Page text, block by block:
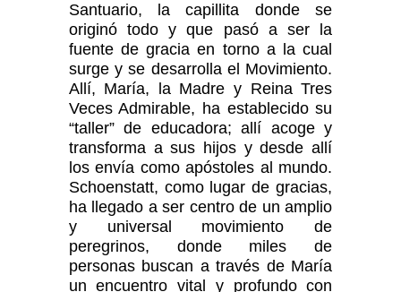
Santuario, la capillita donde se
originó todo y que pasó a ser la
fuente de gracia en torno a la cual
surge y se desarrolla el Movimiento.
Allí, María, la Madre y Reina Tres
Veces Admirable, ha establecido su
“taller” de educadora; allí acoge y
transforma a sus hijos y desde allí
los envía como apóstoles al mundo.
Schoenstatt, como lugar de gracias,
ha llegado a ser centro de un amplio
y universal movimiento de
peregrinos, donde miles de
personas buscan a través de María
un encuentro vital y profundo con